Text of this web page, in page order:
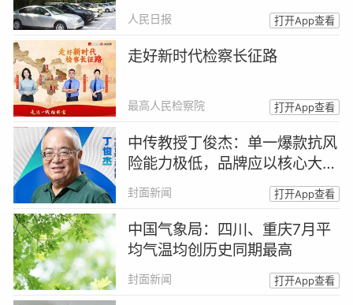
人民日报 打开App查看
走好新时代检察长征路
最高人民检察院 打开App查看
中传教授丁俊杰：单一爆款抗风
险能力极低，品牌应以核心大单
品站稳用户心智 | 超品大师说
封面新闻 打开App查看
中国气象局：四川、重庆7月平
均气温均创历史同期最高
封面新闻 打开App查看